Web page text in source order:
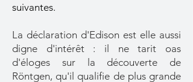
suivantes.
La déclaration d'Edison est elle aussi
digne d'intérêt : il ne tarit oas
d'éloges sur la découverte de
Röntgen, qu'il qualifie de plus grande